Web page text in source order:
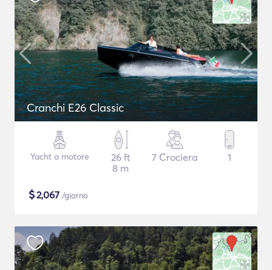
Cranchi E26 Classic
Yacht a motore
26 ft
8 m
7 Crociera 1
$2,067 /giorno